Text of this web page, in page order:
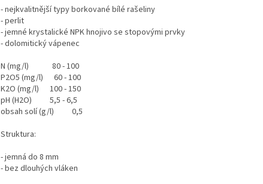
- nejkvalitnější typy borkované bílé rašeliny
- perlit
- jemné krystalické NPK hnojivo se stopovými prvky
- dolomitický vápenec
N (mg/l) 80 - 100
P2O5 (mg/l) 60 - 100
K2O (mg/l) 100 - 150
pH (H2O) 5,5 - 6,5
obsah solí (g/l) 0,5
Struktura:
- jemná do 8 mm
- bez dlouhých vláken